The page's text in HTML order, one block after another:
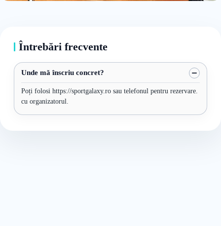
Întrebări frecvente
Unde mă înscriu concret?
Poți folosi https://sportgalaxy.ro sau telefonul pentru rezervare.
cu organizatorul.